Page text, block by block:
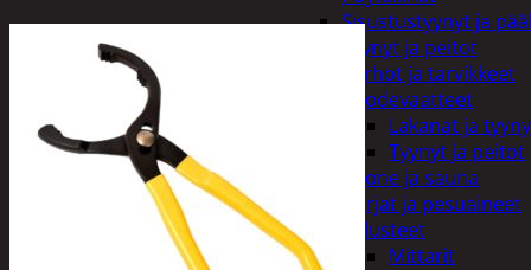
Sisustustyynyt ja
Tyynyt ja peitot
Verhot ja tarvikkeet
Vuodevaatteet
Lakanat ja
Tyynyt ja peitot
Kylpyhuone ja sauna
Harjat ja pesuaineet
Kalusteet
Mittarit